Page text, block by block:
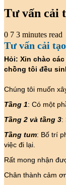
Tư vấn cải
0 7 3 minutes read
Tư vấn cải
Hỏi: Xin chào
chồng tôi đều
Chúng tôi muốn
Tầng 1: Có một
Tầng 2 và tầng 3:
Tầng tum: Bố trí
việc đi lại.
Rất mong nhận
Chân thành cảm